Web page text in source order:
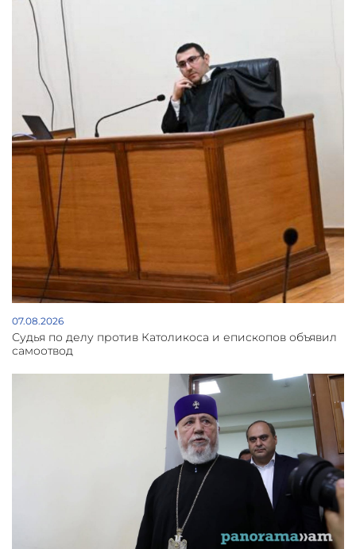
07.08.2026
Судья по делу против Католикоса и епископов объявил
самоотвод